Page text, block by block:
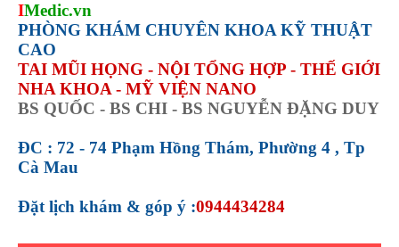
IMedic.vn
PHÒNG KHÁM CHUYÊN KHOA KỸ THUẬT
CAO
TAI MŨI HỌNG - NỘI TỔNG HỢP - THẾ GIỚI
NHA KHOA - MỸ VIỆN NANO
BS QUỐC - BS CHI - BS NGUYỄN ĐẶNG DUY
ĐC : 72 - 74 Phạm Hồng Thám, Phường 4 , Tp
Cà Mau
Đặt lịch khám & góp ý :0944434284